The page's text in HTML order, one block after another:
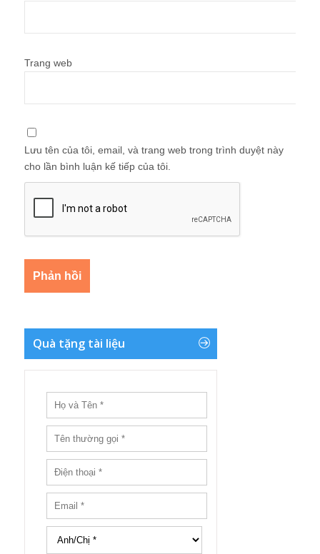
Trang web
Lưu tên của tôi, email, và trang web trong trình duyệt này
cho lần bình luận kế tiếp của tôi.
Quà tặng tài liệu